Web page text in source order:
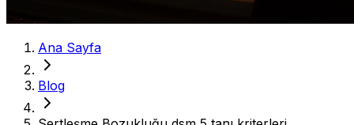
Ana Sayfa
Blog